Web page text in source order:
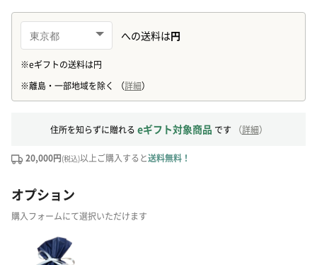
住所を知らずに贈れる eギフト対象商品 です （詳細）
20,000円(税込)以上ご購入すると送料無料！
オプション
購入フォームにて選択いただけます